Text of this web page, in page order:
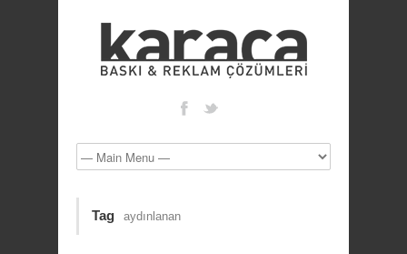
Tag aydınlanan